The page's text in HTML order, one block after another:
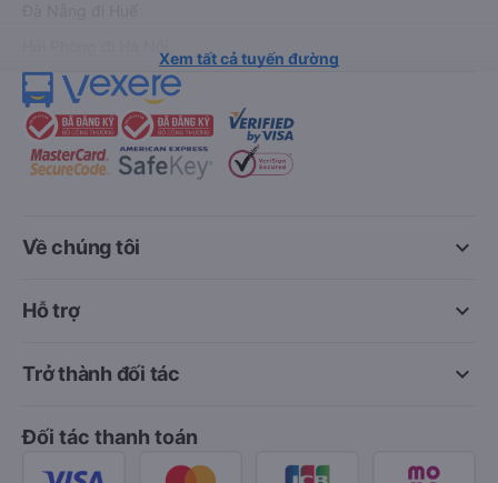
Xem tất cả tuyến đường
keyboard_arrow_down
Về chúng tôi
keyboard_arrow_down
Hỗ trợ
keyboard_arrow_down
Trở thành đối tác
Đối tác thanh toán